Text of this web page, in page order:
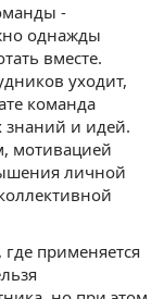
-
однажды
вместе.
уходит,
команда
знаний и идей.
мотивацией
личной
применяется